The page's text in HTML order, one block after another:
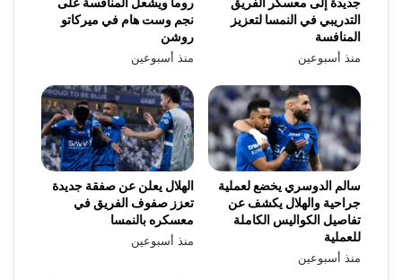
نجم وست هام في ميركاتو
روشن
منذ أسبوعين
التدريبي في النمسا لتعزيز
المنافسة
منذ أسبوعين
الهلال يعلن عن صفقة جديدة
تعزز صفوف الفريق في
معسكره بالنمسا
منذ أسبوعين
سالم الدوسري يخضع لعملية
جراحية والهلال يكشف عن
تفاصيل الكواليس الكاملة
للعملية
منذ أسبوعين